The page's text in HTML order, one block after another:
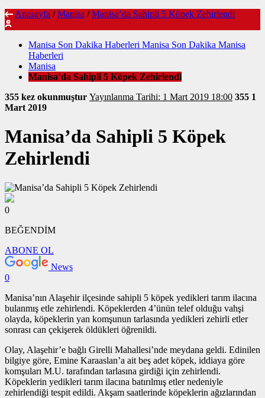
Anasayfa / Manisa / Manisa’da Sahipli 5 Köpek Zehirlendi
Manisa Son Dakika Haberleri Manisa Son Dakika Manisa
Haberleri
Manisa
Manisa’da Sahipli 5 Köpek Zehirlendi
355 kez okunmuştur Yayınlanma Tarihi: 1 Mart 2019 18:00 355 1
Mart 2019
Manisa’da Sahipli 5 Köpek
Zehirlendi
0
BEĞENDİM
ABONE OL
News
0
Manisa’nın Alaşehir ilçesinde sahipli 5 köpek yedikleri tarım ilacına
bulanmış etle zehirlendi. Köpeklerden 4’ünün telef olduğu vahşi
olayda, köpeklerin yan komşunun tarlasında yedikleri zehirli etler
sonrası can çekişerek öldükleri öğrenildi.
Olay, Alaşehir’e bağlı Girelli Mahallesi’nde meydana geldi. Edinilen
bilgiye göre, Emine Karaaslan’a ait beş adet köpek, iddiaya göre
komşuları M.U. tarafından tarlasına girdiği için zehirlendi.
Köpeklerin yedikleri tarım ilacına batırılmış etler nedeniyle
zehirlendiği tespit edildi. Akşam saatlerinde köpeklerin ağızlarından